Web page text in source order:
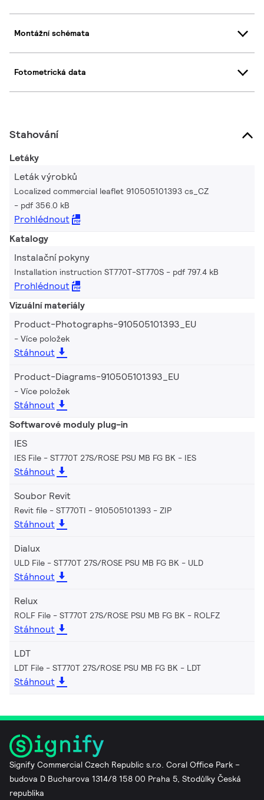
Montážní schémata
Fotometrická data
Stahování
Letáky
Leták výrobků
Localized commercial leaflet 910505101393 cs_CZ
pdf 356.0 kB
Prohlédnout
Katalogy
Instalační pokyny
Installation instruction ST770T-ST770S pdf 797.4 kB
Prohlédnout
Vizuální materiály
Product-Photographs-910505101393_EU
Více položek
Stáhnout
Product-Diagrams-910505101393_EU
Více položek
Stáhnout
Softwarové moduly plug-in
IES
IES File - ST770T 27S/ROSE PSU MB FG BK IES
Stáhnout
Soubor Revit
Revit file - ST770TI - 910505101393 ZIP
Stáhnout
Dialux
ULD File - ST770T 27S/ROSE PSU MB FG BK ULD
Stáhnout
Relux
ROLF File - ST770T 27S/ROSE PSU MB FG BK ROLFZ
Stáhnout
LDT
LDT File - ST770T 27S/ROSE PSU MB FG BK LDT
Stáhnout
Signify Commercial Czech Republic s.r.o. Coral Office Park –
budova D Bucharova 1314/8 158 00 Praha 5, Stodůlky Česká
republika